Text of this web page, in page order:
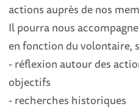
actions auprès de nos
Il pourra nous
en fonction du volontaire,
- réflexion autour des
objectifs
- recherches historiques